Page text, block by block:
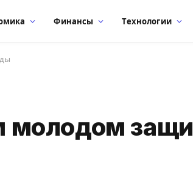
Финансы Технологии
молодом